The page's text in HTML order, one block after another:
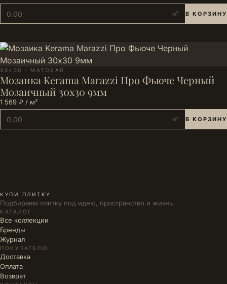
м² В КОРЗИНУ
30×30 · МАТОВАЯ
Мозаика Kerama Marazzi Про Фьюче Черный
Мозаичный 30x30 9мм
1 569 ₽ / м²
м² В КОРЗИНУ
КУПИ ПЛИТКУ
Подбираем плитку под идею, пространство и жизнь.
КАТАЛОГ
Все коллекции
Бренды
Журнал
ПОКУПАТЕЛЮ
Доставка
Оплата
Возврат